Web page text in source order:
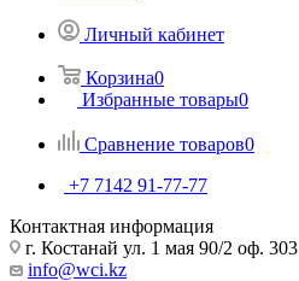
Личный кабинет
Корзина0
Избранные товары0
Сравнение товаров0
+7 7142 91-77-77
Контактная информация
г. Костанай ул. 1 мая 90/2 оф. 303
info@wci.kz